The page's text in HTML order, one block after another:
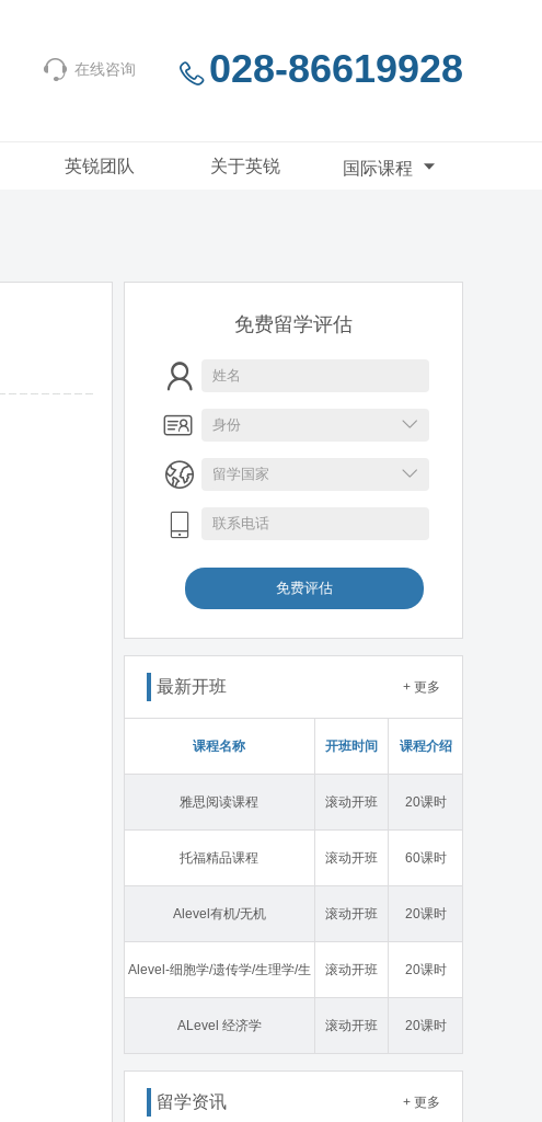
028-86619928
在线咨询
英锐团队 关于英锐 国际课程
免费留学评估
免费评估
最新开班 + 更多
课程名称 开班时间 课程介绍
雅思阅读课程 滚动开班 20课时
托福精品课程 滚动开班 60课时
Alevel有机/无机 滚动开班 20课时
Alevel-细胞学/遗传学/生理学/生
态学
滚动开班 20课时
ALevel 经济学 滚动开班 20课时
留学资讯 + 更多